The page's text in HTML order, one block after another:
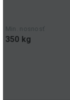
Min. nosnosť
350 kg